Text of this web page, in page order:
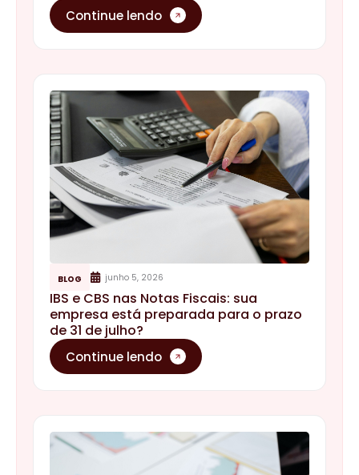
Continue lendo
BLOG junho 5, 2026
IBS e CBS nas Notas Fiscais: sua
empresa está preparada para o prazo
de 31 de julho?
Continue lendo